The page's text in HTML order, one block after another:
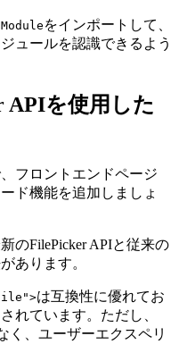
をインポートして、
ュールを認識できるよう
APIを使用した
フロントエンドページ
ド機能を追加しましょ
のFilePicker APIと従来の
あります。
は互換性に優れてお
れています。ただし、
く、ユーザーエクスペリ